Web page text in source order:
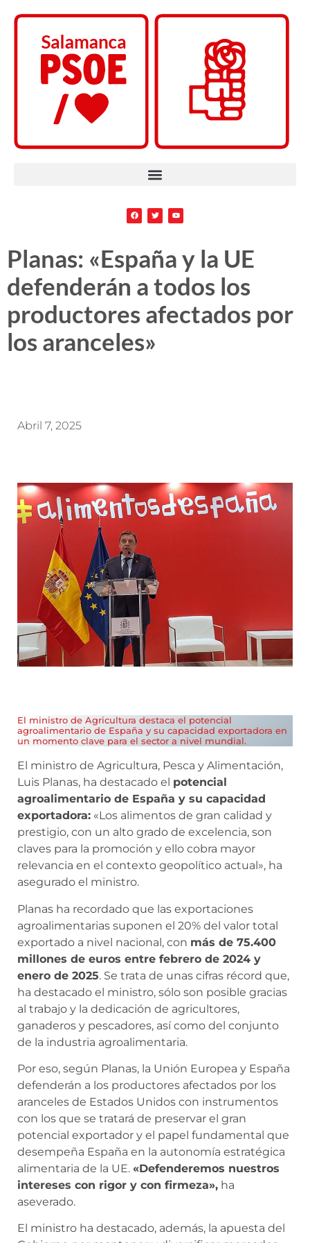
Planas: «España y la UE
defenderán a todos los
productores afectados por
los aranceles»
Abril 7, 2025
El ministro de Agricultura destaca el potencial
agroalimentario de España y su capacidad exportadora en
un momento clave para el sector a nivel mundial.
El ministro de Agricultura, Pesca y Alimentación,
Luis Planas, ha destacado el potencial
agroalimentario de España y su capacidad
exportadora: «Los alimentos de gran calidad y
prestigio, con un alto grado de excelencia, son
claves para la promoción y ello cobra mayor
relevancia en el contexto geopolítico actual», ha
asegurado el ministro.
Planas ha recordado que las exportaciones
agroalimentarias suponen el 20% del valor total
exportado a nivel nacional, con más de 75.400
millones de euros entre febrero de 2024 y
enero de 2025. Se trata de unas cifras récord que,
ha destacado el ministro, sólo son posible gracias
al trabajo y la dedicación de agricultores,
ganaderos y pescadores, así como del conjunto
de la industria agroalimentaria.
Por eso, según Planas, la Unión Europea y España
defenderán a los productores afectados por los
aranceles de Estados Unidos con instrumentos
con los que se tratará de preservar el gran
potencial exportador y el papel fundamental que
desempeña España en la autonomía estratégica
alimentaria de la UE. «Defenderemos nuestros
intereses con rigor y con firmeza», ha
aseverado.
El ministro ha destacado, además, la apuesta del